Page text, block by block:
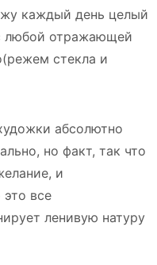
каждый день целый
любой отражающей
стекла и
абсолютно
но факт, так что
и
все
ленивую натуру